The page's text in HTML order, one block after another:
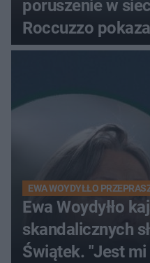
poruszenie w
Roccuzzo
EWA WOYDYŁŁO
Ewa Woydyłło
skandalicznych
Świątek. "Jest